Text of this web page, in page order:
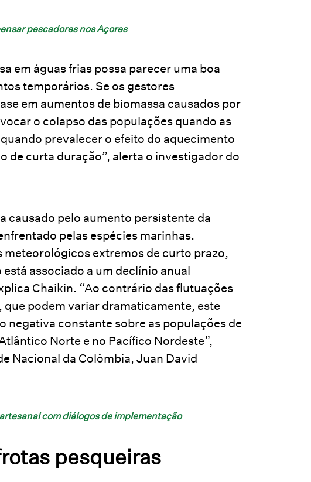
pescadores nos Açores
em águas frias possa parecer uma boa
temporários. Se os gestores
em aumentos de biomassa causados por
o colapso das populações quando as
prevalecer o efeito do aquecimento
de curta duração”, alerta o investigador do
causado pelo aumento persistente da
pelas espécies marinhas.
meteorológicos extremos de curto prazo,
associado a um declínio anual
Chaikin. “Ao contrário das flutuações
podem variar dramaticamente, este
negativa constante sobre as populações de
Norte e no Pacífico Nordeste”,
Nacional da Colômbia, Juan David
com diálogos de implementação
pesqueiras